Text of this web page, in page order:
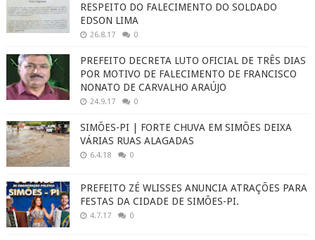
RESPEITO DO FALECIMENTO DO SOLDADO
EDSON LIMA
26.8.17 0
PREFEITO DECRETA LUTO OFICIAL DE TRÊS DIAS
POR MOTIVO DE FALECIMENTO DE FRANCISCO
NONATO DE CARVALHO ARAÚJO
24.9.17 0
SIMÕES-PI | FORTE CHUVA EM SIMÕES DEIXA
VÁRIAS RUAS ALAGADAS
6.4.18 0
PREFEITO ZÉ WLISSES ANUNCIA ATRAÇÕES PARA
FESTAS DA CIDADE DE SIMÕES-PI.
4.7.17 0